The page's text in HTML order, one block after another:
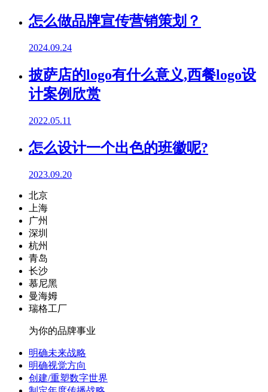
怎么做品牌宣传营销策划？
2024.09.24
披萨店的logo有什么意义,西餐logo设
计案例欣赏
2022.05.11
怎么设计一个出色的班徽呢?
2023.09.20
北京
上海
广州
深圳
杭州
青岛
长沙
慕尼黑
曼海姆
瑞格工厂
为你的品牌事业
明确未来战略
明确视觉方向
创建/重塑数字世界